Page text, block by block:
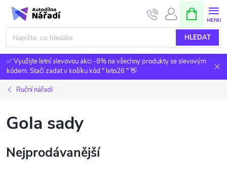
Přejít
obsah
HLEDAT
NÁKUPNÍ
KOŠÍK
✅ Využijte letní slevovou akci -8% na všechny produkty se slevovým
kódem. Stačí zadat v košíku kód " leto26 " 👋
Ruční nářadí
Gola sady
Nejprodávanější